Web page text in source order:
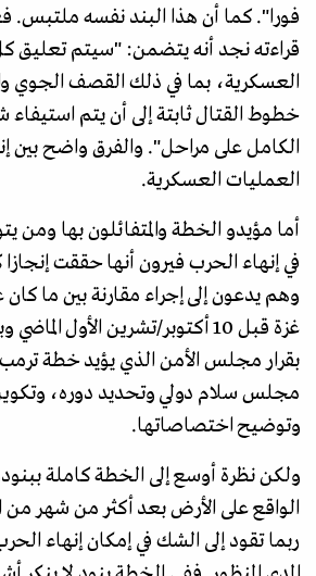
فورا". كما أن هذا البند نفسه ملتبس.
قراءته نجد أنه يتضمن: "سيتم تعليق
العسكرية، بما في ذلك القصف الجوي
خطوط القتال ثابتة إلى أن يتم
الكامل على مراحل". والفرق واضح بين
العمليات العسكرية.
أما مؤيدو الخطة والمتفائلون بها ومن
في إنهاء الحرب فيرون أنها حققت
وهم يدعون إلى إجراء مقارنة بين ما
غزة قبل 10 أكتوبر/تشرين الأول
بقرار مجلس الأمن الذي يؤيد خطة
مجلس سلام دولي وتحديد دوره،
وتوضيح اختصاصاتها.
ولكن نظرة أوسع إلى الخطة كاملة
الواقع على الأرض بعد أكثر من شهر من
ربما تقود إلى الشك في إمكان إنهاء